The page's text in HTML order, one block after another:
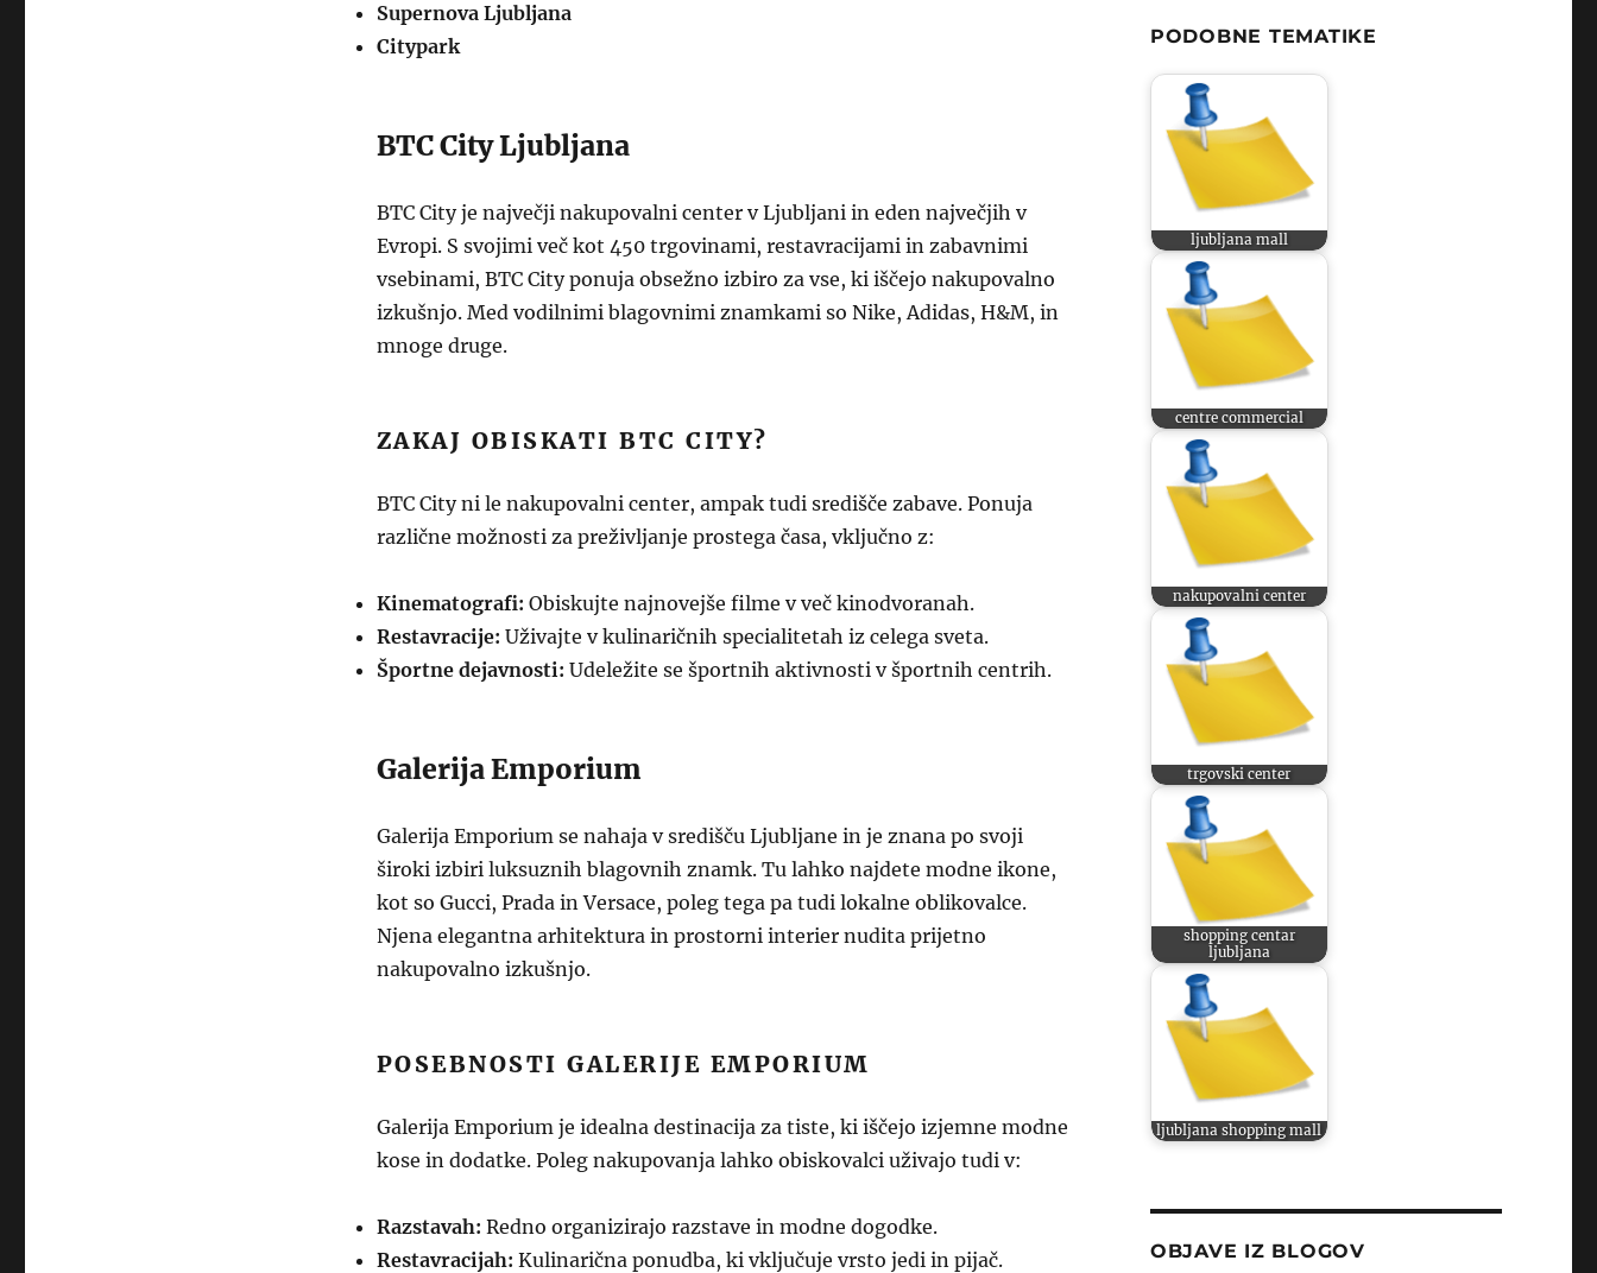
Supernova Ljubljana
Citypark
BTC City Ljubljana
BTC City je največji nakupovalni center v Ljubljani in eden največjih v
Evropi. S svojimi več kot 450 trgovinami, restavracijami in zabavnimi
vsebinami, BTC City ponuja obsežno izbiro za vse, ki iščejo nakupovalno
izkušnjo. Med vodilnimi blagovnimi znamkami so Nike, Adidas, H&M, in
mnoge druge.
ZAKAJ OBISKATI BTC CITY?
BTC City ni le nakupovalni center, ampak tudi središče zabave. Ponuja
različne možnosti za preživljanje prostega časa, vključno z:
Kinematografi: Obiskujte najnovejše filme v več kinodvoranah.
Restavracije: Uživajte v kulinaričnih specialitetah iz celega sveta.
Športne dejavnosti: Udeležite se športnih aktivnosti v športnih centrih.
Galerija Emporium
Galerija Emporium se nahaja v središču Ljubljane in je znana po svoji
široki izbiri luksuznih blagovnih znamk. Tu lahko najdete modne ikone,
kot so Gucci, Prada in Versace, poleg tega pa tudi lokalne oblikovalce.
Njena elegantna arhitektura in prostorni interier nudita prijetno
nakupovalno izkušnjo.
POSEBNOSTI GALERIJE EMPORIUM
Galerija Emporium je idealna destinacija za tiste, ki iščejo izjemne modne
kose in dodatke. Poleg nakupovanja lahko obiskovalci uživajo tudi v:
Razstavah: Redno organizirajo razstave in modne dogodke.
Restavracijah: Kulinarična ponudba, ki vključuje vrsto jedi in pijač.
PODOBNE TEMATIKE
ljubljana mall
centre commercial
nakupovalni center
trgovski center
shopping centar
ljubljana
ljubljana shopping mall
OBJAVE IZ BLOGOV